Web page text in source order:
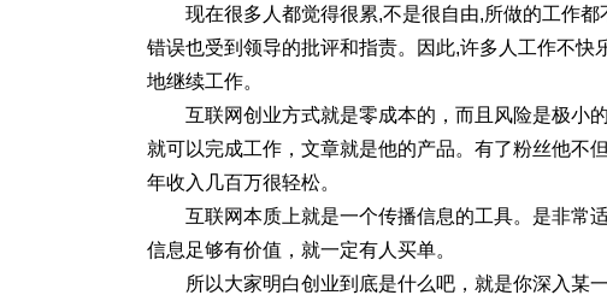
现在很多人都觉得很累,不是很自由,所做的工作
错误也受到领导的批评和指责。因此,许多人工作不
地继续工作。
互联网创业方式就是零成本的，而且风险是极小
就可以完成工作，文章就是他的产品。有了粉丝他不
年收入几百万很轻松。
互联网本质上就是一个传播信息的工具。是非常
信息足够有价值，就一定有人买单。
所以大家明白创业到底是什么吧，就是你深入某